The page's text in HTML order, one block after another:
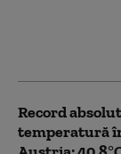
Record
temperatură